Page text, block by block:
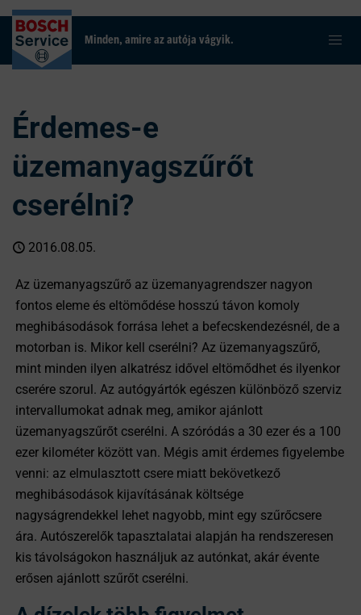
Minden, amire az autója vágyik.
Érdemes-e
üzemanyagszűrőt
cserélni?
2016.08.05.
Az üzemanyagszűrő az üzemanyagrendszer nagyon
fontos eleme és eltömődése hosszú távon komoly
meghibásodások forrása lehet a befecskendezésnél, de a
motorban is. Mikor kell cserélni? Az üzemanyagszűrő,
mint minden ilyen alkatrész idővel eltömődhet és ilyenkor
cserére szorul. Az autógyártók egészen különböző szerviz
intervallumokat adnak meg, amikor ajánlott
üzemanyagszűrőt cserélni. A szóródás a 30 ezer és a 100
ezer kilométer között van. Mégis amit érdemes figyelembe
venni: az elmulasztott csere miatt bekövetkező
meghibásodások kijavításának költsége
nagyságrendekkel lehet nagyobb, mint egy szűrőcsere
ára. Autószerelők tapasztalatai alapján ha rendszeresen
kis távolságokon használjuk az autónkat, akár évente
erősen ajánlott szűrőt cserélni.